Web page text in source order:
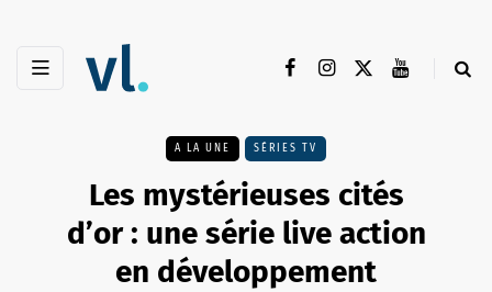
A LA UNE SÉRIES TV
Les mystérieuses cités
d’or : une série live action
en développement